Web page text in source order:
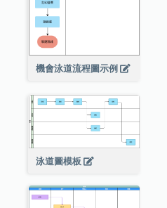
機會泳道流程圖示例
泳道圖模板